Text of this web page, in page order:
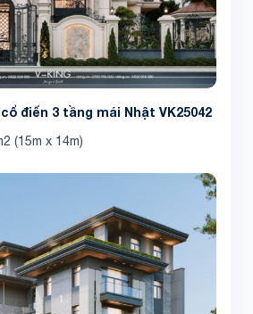
điển 3 tầng mái Nhật VK25042
(15m x 14m)